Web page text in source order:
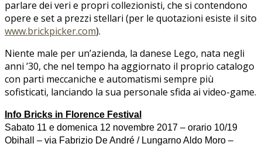
parlare dei veri e propri collezionisti, che si contendono
opere e set a prezzi stellari (per le quotazioni esiste il sito
www.brickpicker.com).
Niente male per un’azienda, la danese Lego, nata negli
anni ’30, che nel tempo ha aggiornato il proprio catalogo
con parti meccaniche e automatismi sempre più
sofisticati, lanciando la sua personale sfida ai video-game.
Info Bricks in Florence Festival
Sabato 11 e domenica 12 novembre 2017 – orario 10/19
Obihall – via Fabrizio De André / Lungarno Aldo Moro –